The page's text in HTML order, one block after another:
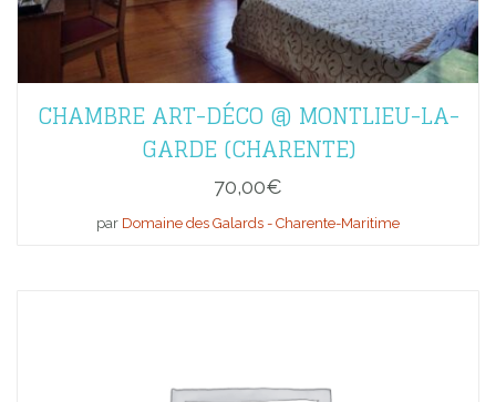
CHAMBRE ART-DÉCO @ MONTLIEU-LA-
GARDE (CHARENTE)
70,00€
par Domaine des Galards - Charente-Maritime